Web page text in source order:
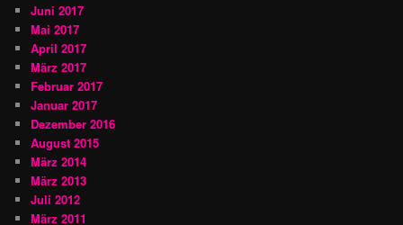
Juni 2017
Mai 2017
April 2017
März 2017
Februar 2017
Januar 2017
Dezember 2016
August 2015
März 2014
März 2013
Juli 2012
März 2011